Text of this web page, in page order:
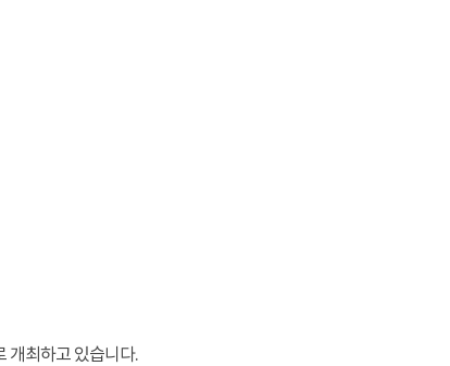
개최하고 있습니다.